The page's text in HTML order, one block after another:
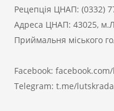
Рецепція ЦНАП: (0332)
Адреса ЦНАП: 43025,
Приймальня міського
Facebook:
Telegram: t.me/